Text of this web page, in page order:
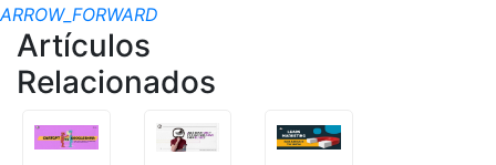
ARROW_FORWARD
Artículos
Relacionados